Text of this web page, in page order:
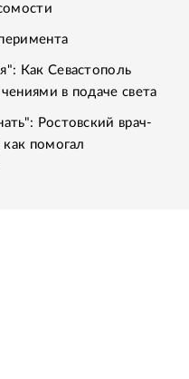
Как Севастополь
в подаче света
Ростовский врач-
как помогал